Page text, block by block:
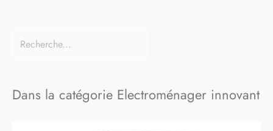
Dans la catégorie Electroménager innovant